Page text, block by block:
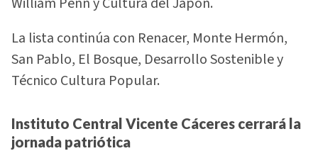
La lista continúa con Renacer, Monte Hermón,
San Pablo, El Bosque, Desarrollo Sostenible y
Técnico Cultura Popular.
Instituto Central Vicente Cáceres cerrará la
jornada patriótica